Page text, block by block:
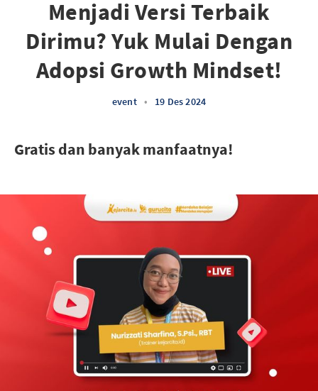
Menjadi Versi Terbaik
Dirimu? Yuk Mulai Dengan
Adopsi Growth Mindset!
event • 19 Des 2024
Gratis dan banyak manfaatnya!